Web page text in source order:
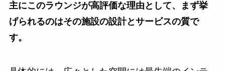
主にこのラウンジが高評価な理由として、まず挙
げられるのはその施設の設計とサービスの質で
す。